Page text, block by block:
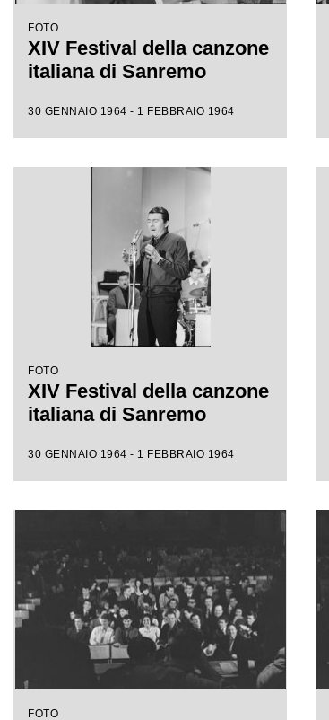
FOTO
XIV Festival della canzone
italiana di Sanremo
30 GENNAIO 1964 - 1 FEBBRAIO 1964
FOTO
XIV Festival della canzone
italiana di Sanremo
30 GENNAIO 1964 - 1 FEBBRAIO 1964
FOTO